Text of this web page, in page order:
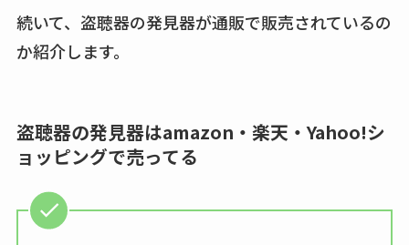
アクアテクトゲルが
れの口コミも調査
の料金は？セール・
続いて、盗聴器の発見器が通販で販売されているの
か紹介します。
盗聴器の発見器はamazon・楽天・Yahoo!シ
ョッピングで売ってる